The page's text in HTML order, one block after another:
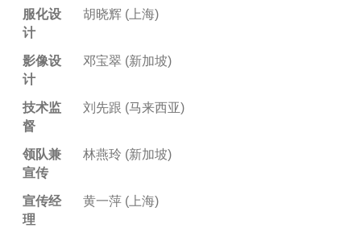
服化设
计
胡晓辉 (上海)
影像设
计
邓宝翠 (新加坡)
技术监
督
刘先跟 (马来西亚)
领队兼
宣传
林燕玲 (新加坡)
宣传经
理
黄一萍 (上海)